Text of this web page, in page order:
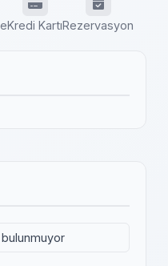
Kredi KartıRezervasyon